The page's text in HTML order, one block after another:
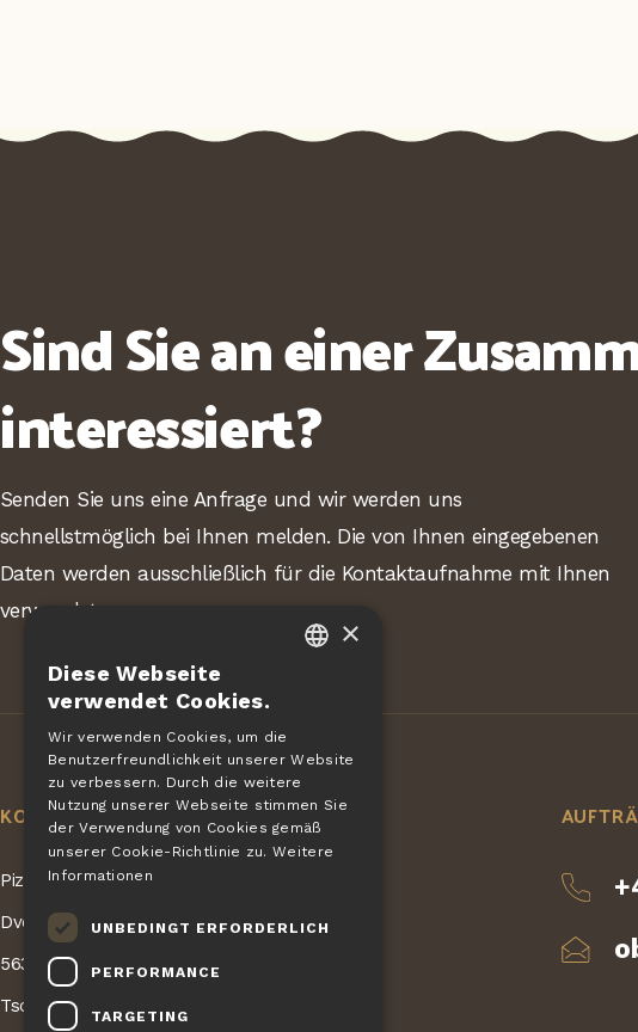
Sind Sie an einer
interessiert?
Senden Sie uns eine Anfrage und wir werden uns
schnellstmöglich bei Ihnen melden. Die von Ihnen eingegebenen
Daten werden ausschließlich für die Kontaktaufnahme mit Ihnen
verwendet.
KONTAKT
Pizza Giovanni - KONET GASTRO s.r.o.
Dvorská 168
563 01 Lanškroun
Tschechische Republik
DE
SLOVAK
×
Diese Webseite
verwendet Cookies.
Wir verwenden Cookies, um die
Benutzerfreundlichkeit unserer Website
zu verbessern. Durch die weitere
Nutzung unserer Webseite stimmen Sie
der Verwendung von Cookies gemäß
unserer Cookie-Richtlinie zu. Weitere
Informationen
UNBEDINGT ERFORDERLICH
PERFORMANCE
TARGETING